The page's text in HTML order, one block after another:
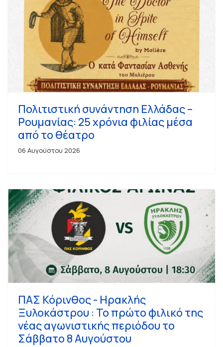
Πολιτιστική συνάντηση Ελλάδας –
Ρουμανίας: 25 χρόνια φιλίας μέσα
από το θέατρο
06 Αυγούστου 2026
ΠΑΣ Κόρινθος - Ηρακλής
Ξυλοκάστρου : Το πρώτο φιλικό της
νέας αγωνιστικής περιόδου το
Σάββατο 8 Αυγούστου